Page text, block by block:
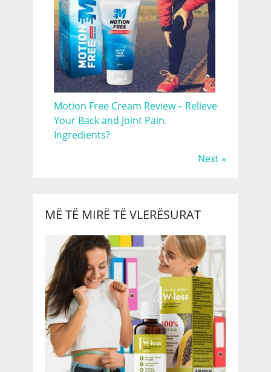
Motion Free Cream Review – Relieve
Your Back and Joint Pain.
Ingredients?
Next »
MË TË MIRË TË VLERËSURAT